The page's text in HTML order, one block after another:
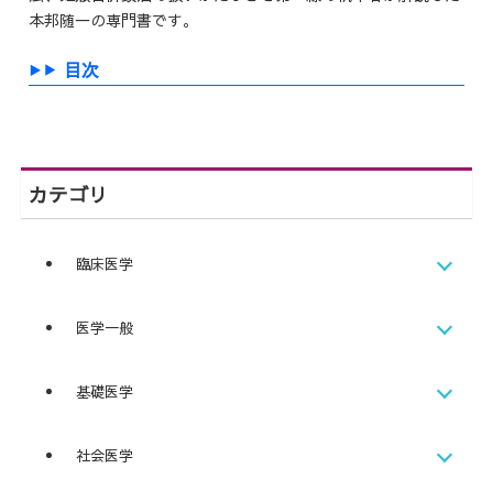
本邦随一の専門書です。
目次
カテゴリ
臨床医学
医学一般
基礎医学
社会医学